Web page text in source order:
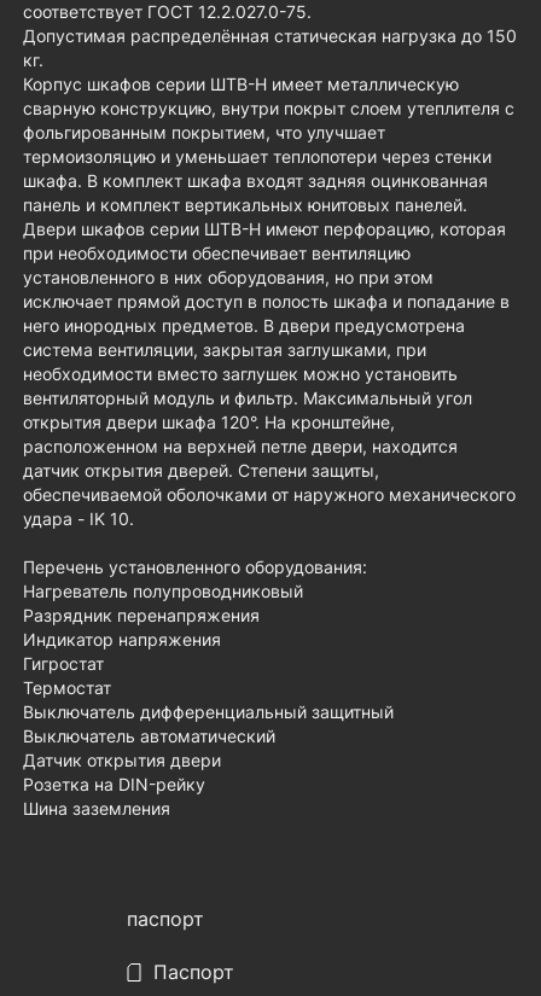
соответствует ГОСТ 12.2.027.0-75.
Допустимая распределённая статическая нагрузка до 150
кг.
Корпус шкафов серии ШТВ-Н имеет металлическую
сварную конструкцию, внутри покрыт слоем утеплителя с
фольгированным покрытием, что улучшает
термоизоляцию и уменьшает теплопотери через стенки
шкафа. В комплект шкафа входят задняя оцинкованная
панель и комплект вертикальных юнитовых панелей.
Двери шкафов серии ШТВ-Н имеют перфорацию, которая
при необходимости обеспечивает вентиляцию
установленного в них оборудования, но при этом
исключает прямой доступ в полость шкафа и попадание в
него инородных предметов. В двери предусмотрена
система вентиляции, закрытая заглушками, при
необходимости вместо заглушек можно установить
вентиляторный модуль и фильтр. Максимальный угол
открытия двери шкафа 120°. На кронштейне,
расположенном на верхней петле двери, находится
датчик открытия дверей. Cтепени защиты,
обеспечиваемой оболочками от наружного механического
удара - IK 10.
Перечень установленного оборудования:
Нагреватель полупроводниковый
Разрядник перенапряжения
Индикатор напряжения
Гигростат
Термостат
Выключатель дифференциальный защитный
Выключатель автоматический
Датчик открытия двери
Розетка на DIN-рейку
Шина заземления
паспорт
Паспорт